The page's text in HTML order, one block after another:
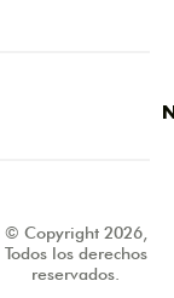
© Copyright 2026,
Todos los derechos
reservados.